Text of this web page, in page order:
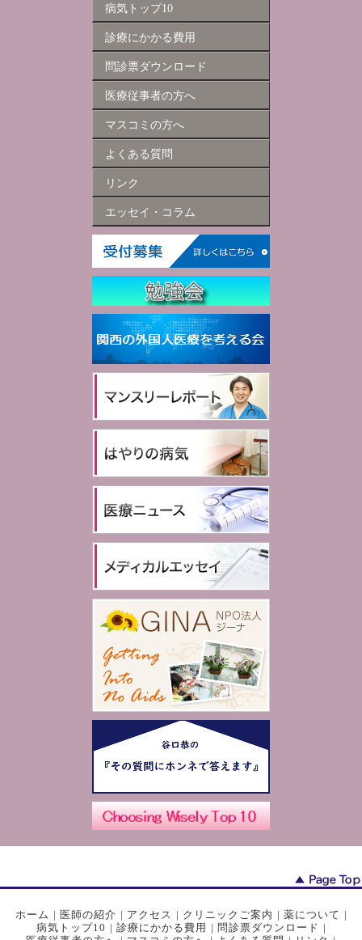
病気トップ10
診療にかかる費用
問診票ダウンロード
医療従事者の方へ
マスコミの方へ
よくある質問
リンク
エッセイ・コラム
ホーム | 医師の紹介 | アクセス | クリニックご案内 | 薬について |
病気トップ10 | 診療にかかる費用 | 問診票ダウンロード |